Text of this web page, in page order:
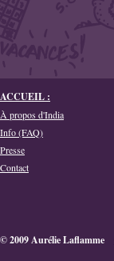
ACCUEIL :
À propos d'India
Info (FAQ)
Presse
Contact
© 2009 Aurélie Laflamme